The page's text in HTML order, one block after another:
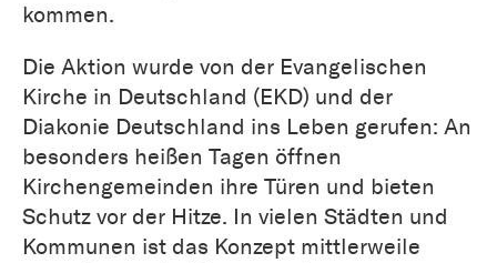
kommen.
Die Aktion wurde von der Evangelischen
Kirche in Deutschland (EKD) und der
Diakonie Deutschland ins Leben gerufen: An
besonders heißen Tagen öffnen
Kirchengemeinden ihre Türen und bieten
Schutz vor der Hitze. In vielen Städten und
Kommunen ist das Konzept mittlerweile